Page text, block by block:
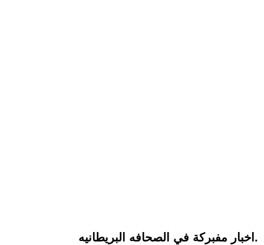
اخبار مفبركة في الصحافه البريطانيه.